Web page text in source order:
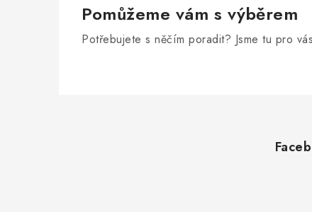
Pomůžeme vám s výběrem
Potřebujete s něčím poradit? Jsme tu pro